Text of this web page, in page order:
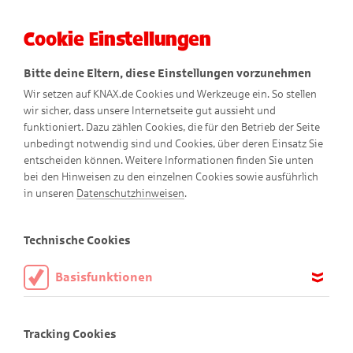
KNAXige Comics
Cookie Einstellungen
Bitte deine Eltern, diese Einstellungen vorzunehmen
Wir setzen auf KNAX.de Cookies und Werkzeuge ein. So stellen
wir sicher, dass unsere Internetseite gut aussieht und
funktioniert. Dazu zählen Cookies, die für den Betrieb der Seite
unbedingt notwendig sind und Cookies, über deren Einsatz Sie
entscheiden können. Weitere Informationen finden Sie unten
bei den Hinweisen zu den einzelnen Cookies sowie ausführlich
in unseren Datenschutzhinweisen.
Technische Cookies
Basisfunktionen
aktiviert sein.
Tracking Cookies